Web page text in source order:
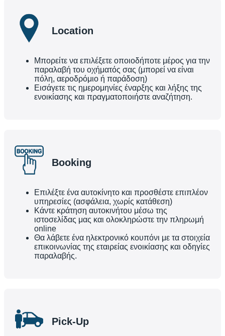
Location
Μπορείτε να επιλέξετε οποιοδήποτε μέρος για την
παραλαβή του οχήματός σας (μπορεί να είναι
πόλη, αεροδρόμιο ή παράδοση)
Εισάγετε τις ημερομηνίες έναρξης και λήξης της
ενοικίασης και πραγματοποιήστε αναζήτηση.
Booking
Επιλέξτε ένα αυτοκίνητο και προσθέστε επιπλέον
υπηρεσίες (ασφάλεια, χωρίς κατάθεση)
Κάντε κράτηση αυτοκινήτου μέσω της
ιστοσελίδας μας και ολοκληρώστε την πληρωμή
online
Θα λάβετε ένα ηλεκτρονικό κουπόνι με τα στοιχεία
επικοινωνίας της εταιρείας ενοικίασης και οδηγίες
παραλαβής.
Pick-Up